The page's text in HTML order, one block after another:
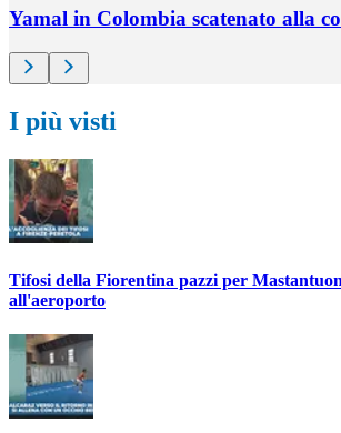
Yamal in Colombia scatenato alla
I più visti
Tifosi della Fiorentina pazzi per
all'aeroporto